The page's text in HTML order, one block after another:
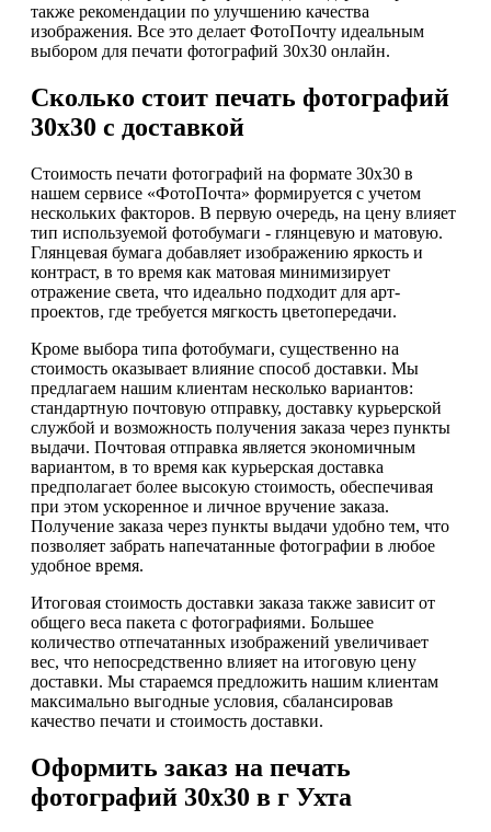
также рекомендации по улучшению качества
изображения. Все это делает ФотоПочту идеальным
выбором для печати фотографий 30х30 онлайн.
Сколько стоит печать фотографий
30х30 с доставкой
Стоимость печати фотографий на формате 30х30 в
нашем сервисе «ФотоПочта» формируется с учетом
нескольких факторов. В первую очередь, на цену влияет
тип используемой фотобумаги - глянцевую и матовую.
Глянцевая бумага добавляет изображению яркость и
контраст, в то время как матовая минимизирует
отражение света, что идеально подходит для арт-
проектов, где требуется мягкость цветопередачи.
Кроме выбора типа фотобумаги, существенно на
стоимость оказывает влияние способ доставки. Мы
предлагаем нашим клиентам несколько вариантов:
стандартную почтовую отправку, доставку курьерской
службой и возможность получения заказа через пункты
выдачи. Почтовая отправка является экономичным
вариантом, в то время как курьерская доставка
предполагает более высокую стоимость, обеспечивая
при этом ускоренное и личное вручение заказа.
Получение заказа через пункты выдачи удобно тем, что
позволяет забрать напечатанные фотографии в любое
удобное время.
Итоговая стоимость доставки заказа также зависит от
общего веса пакета с фотографиями. Большее
количество отпечатанных изображений увеличивает
вес, что непосредственно влияет на итоговую цену
доставки. Мы стараемся предложить нашим клиентам
максимально выгодные условия, сбалансировав
качество печати и стоимость доставки.
Оформить заказ на печать
фотографий 30х30 в г Ухта